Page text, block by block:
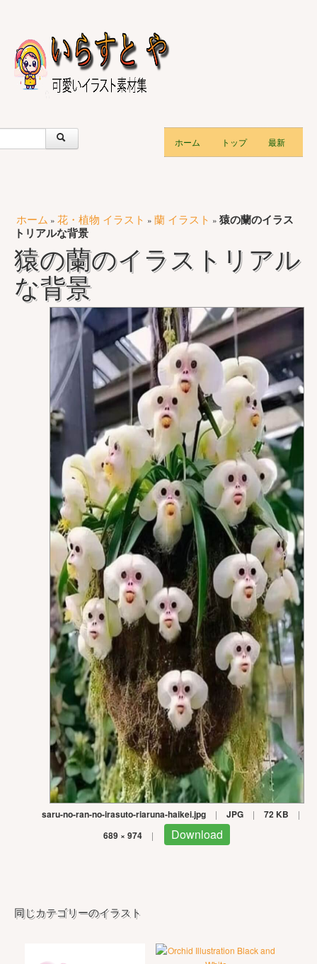
ホーム トップ 最新
ホーム » 花・植物 イラスト » 蘭 イラスト » 猿の蘭のイラス
トリアルな背景
猿の蘭のイラストリアル
な背景
saru-no-ran-no-irasuto-riaruna-haikei.jpg | JPG | 72 KB |
689 × 974 | Download
同じカテゴリーのイラスト